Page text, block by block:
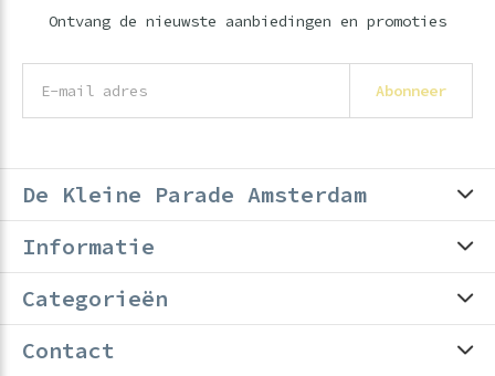
Ontvang de nieuwste aanbiedingen en promoties
Abonneer
De Kleine Parade Amsterdam
Informatie
Categorieën
Contact